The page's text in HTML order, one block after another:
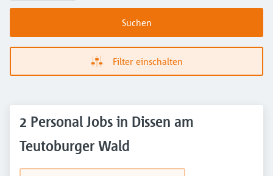
Suchen
Filter einschalten
2 Personal Jobs in Dissen am
Teutoburger Wald